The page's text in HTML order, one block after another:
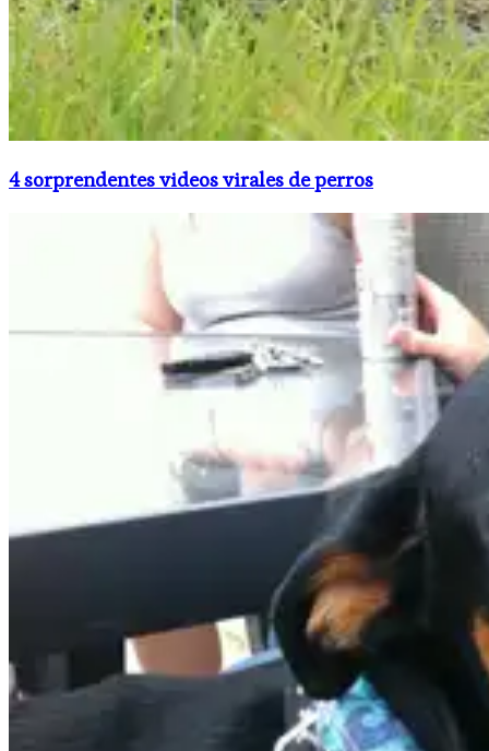
4 sorprendentes videos virales de perros